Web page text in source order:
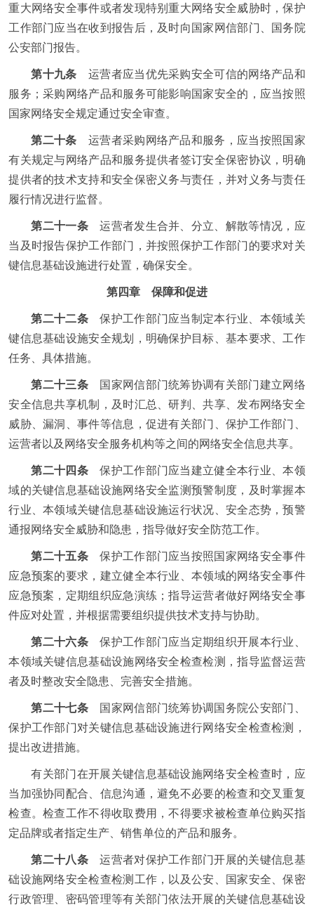
重大网络安全事件或者发现特别重大网络安全威胁时，保护
工作部门应当在收到报告后，及时向国家网信部门、国务院
公安部门报告。
第十九条 运营者应当优先采购安全可信的网络产品和
服务；采购网络产品和服务可能影响国家安全的，应当按照
国家网络安全规定通过安全审查。
第二十条 运营者采购网络产品和服务，应当按照国家
有关规定与网络产品和服务提供者签订安全保密协议，明确
提供者的技术支持和安全保密义务与责任，并对义务与责任
履行情况进行监督。
第二十一条运营者发生合并、分立、解散等情况，应
当及时报告保护工作部门，并按照保护工作部门的要求对关
键信息基础设施进行处置，确保安全。
第四章 保障和促进
第二十二条保护工作部门应当制定本行业、本领域关
键信息基础设施安全规划，明确保护目标、基本要求、工作
任务、具体措施。
第二十三条国家网信部门统筹协调有关部门建立网络
安全信息共享机制，及时汇总、研判、共享、发布网络安全
威胁、漏洞、事件等信息，促进有关部门、保护工作部门、
运营者以及网络安全服务机构等之间的网络安全信息共享。
第二十四条保护工作部门应当建立健全本行业、本领
域的关键信息基础设施网络安全监测预警制度，及时掌握本
行业、本领域关键信息基础设施运行状况、安全态势，预警
通报网络安全威胁和隐患，指导做好安全防范工作。
第二十五条保护工作部门应当按照国家网络安全事件
应急预案的要求，建立健全本行业、本领域的网络安全事件
应急预案，定期组织应急演练；指导运营者做好网络安全事
件应对处置，并根据需要组织提供技术支持与协助。
第二十六条保护工作部门应当定期组织开展本行业、
本领域关键信息基础设施网络安全检查检测，指导监督运营
者及时整改安全隐患、完善安全措施。
第二十七条
国家网信部门统筹协调国务院公安部门、
保护工作部门对关键信息基础设施进行网络安全检查检测，
提出改进措施。
有关部门在开展关键信息基础设施网络安全检查时，应
当加强协同配合、信息沟通，避免不必要的检查和交叉重复
检查。检查工作不得收取费用，不得要求被检查单位购买指
定品牌或者指定生产、销售单位的产品和服务。
第二十八条运营者对保护工作部门开展的关键信息基
础设施网络安全检查检测工作，以及公安、国家安全、保密
行政管理、密码管理等有关部门依法开展的关键信息基础设